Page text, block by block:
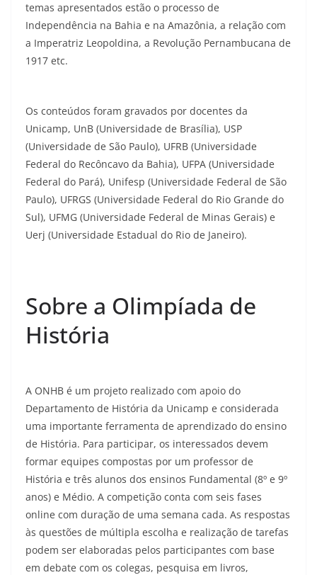
temas apresentados estão o processo de
Independência na Bahia e na Amazônia, a relação com
a Imperatriz Leopoldina, a Revolução Pernambucana de
1917 etc.
Os conteúdos foram gravados por docentes da
Unicamp, UnB (Universidade de Brasília), USP
(Universidade de São Paulo), UFRB (Universidade
Federal do Recôncavo da Bahia), UFPA (Universidade
Federal do Pará), Unifesp (Universidade Federal de São
Paulo), UFRGS (Universidade Federal do Rio Grande do
Sul), UFMG (Universidade Federal de Minas Gerais) e
Uerj (Universidade Estadual do Rio de Janeiro).
Sobre a Olimpíada de
História
A ONHB é um projeto realizado com apoio do
Departamento de História da Unicamp e considerada
uma importante ferramenta de aprendizado do ensino
de História. Para participar, os interessados devem
formar equipes compostas por um professor de
História e três alunos dos ensinos Fundamental (8º e 9º
anos) e Médio. A competição conta com seis fases
online com duração de uma semana cada. As respostas
às questões de múltipla escolha e realização de tarefas
podem ser elaboradas pelos participantes com base
em debate com os colegas, pesquisa em livros,